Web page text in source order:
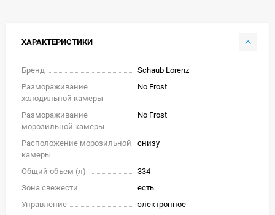
ХАРАКТЕРИСТИКИ
Бренд
Schaub Lorenz
Размораживание
холодильной камеры
No Frost
Размораживание
морозильной камеры
No Frost
Расположение морозильной
камеры
снизу
Общий объем (л)
334
Зона свежести
есть
Управление
электронное